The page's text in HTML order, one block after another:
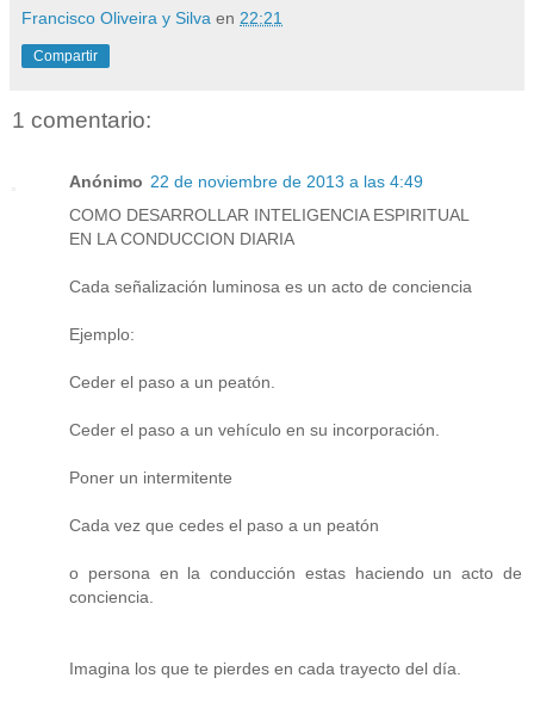
Francisco Oliveira y Silva en 22:21
Compartir
1 comentario:
Anónimo 22 de noviembre de 2013 a las 4:49
COMO DESARROLLAR INTELIGENCIA ESPIRITUAL
EN LA CONDUCCION DIARIA
Cada señalización luminosa es un acto de conciencia
Ejemplo:
Ceder el paso a un peatón.
Ceder el paso a un vehículo en su incorporación.
Poner un intermitente
Cada vez que cedes el paso a un peatón
o persona en la conducción estas haciendo un acto de
conciencia.
Imagina los que te pierdes en cada trayecto del día.